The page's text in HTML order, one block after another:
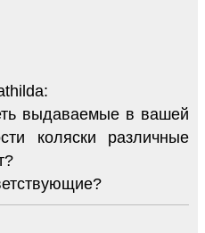
выдаваемые в вашей
коляски различные